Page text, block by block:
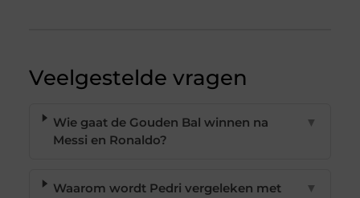
Veelgestelde vragen
Wie gaat de Gouden Bal winnen na
Messi en Ronaldo?
▼
Waarom wordt Pedri vergeleken met
▼